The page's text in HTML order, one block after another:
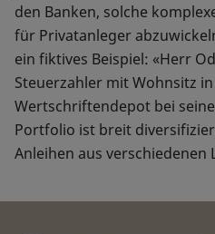
den Banken, solche
für Privatanleger
ein fiktives Beispiel: «Herr
Steuerzahler mit Wohnsitz
Wertschriftendepot bei
Portfolio ist breit
Anleihen aus verschiedenen